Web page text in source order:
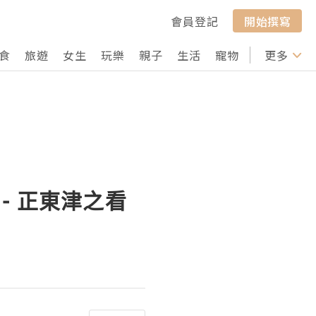
會員登記
開始撰寫
旅遊 女生 玩樂 親子 生活 寵物 行山 打卡
更多
正東津之看